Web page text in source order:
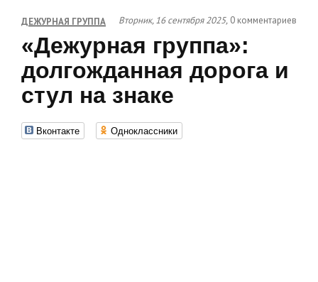
ДЕЖУРНАЯ ГРУППА Вторник, 16 сентября 2025, 0 комментариев
«Дежурная группа»:
долгожданная дорога и
стул на знаке
Вконтакте Одноклассники